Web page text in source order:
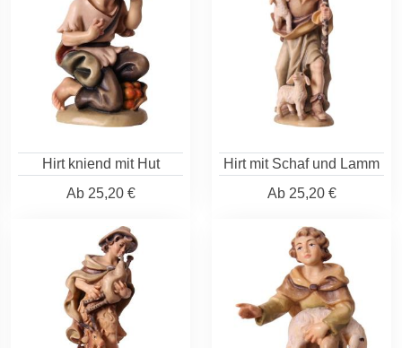
Hirt kniend mit Hut
Ab25,20 €
Hirt mit Schaf und Lamm
Ab25,20 €